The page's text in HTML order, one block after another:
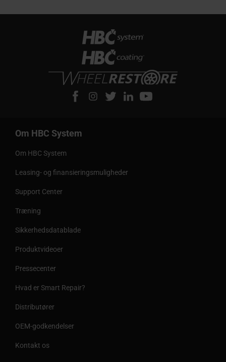
Om HBC System
Om HBC System
Leasing- og finansieringsmuligheder
Support Center
Træning
Sikkerhedsdatablade
Produktvideoer
Pressecenter
Hvad er Smart Repair?
Distributører
OEM-godkendelser
Kontakt os